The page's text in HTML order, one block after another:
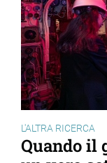
L'ALTRA RICERCA
Quando il